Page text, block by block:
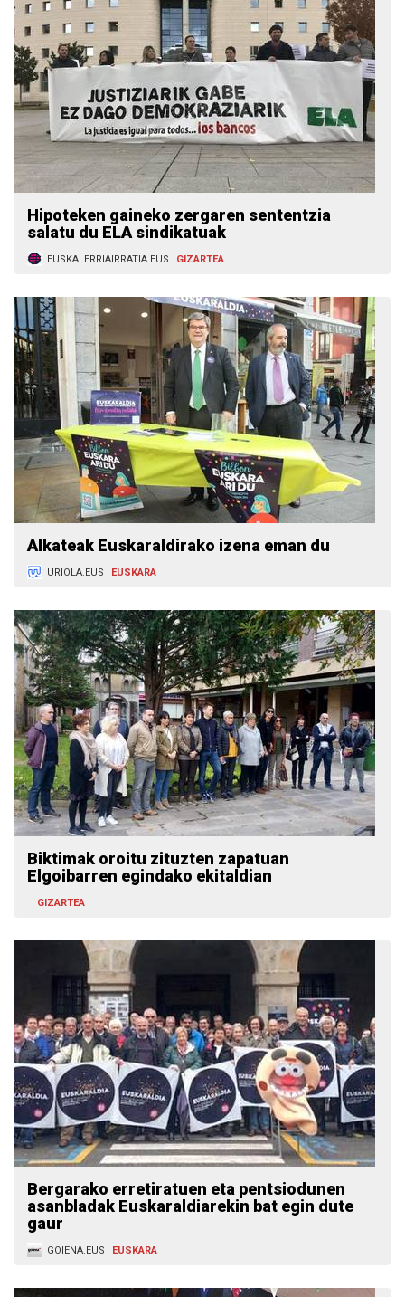
Hipoteken gaineko zergaren sententzia
salatu du ELA sindikatuak
EUSKALERRIAIRRATIA.EUS GIZARTEA
Alkateak Euskaraldirako izena eman du
URIOLA.EUS EUSKARA
Biktimak oroitu zituzten zapatuan
Elgoibarren egindako ekitaldian
GIZARTEA
Bergarako erretiratuen eta pentsiodunen
asanbladak Euskaraldiarekin bat egin dute
gaur
GOIENA.EUS EUSKARA